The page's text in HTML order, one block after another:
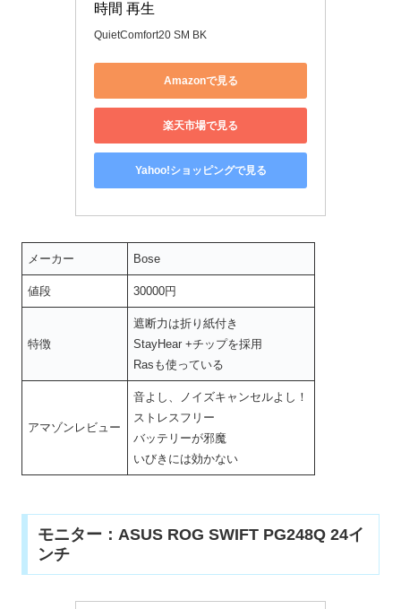
時間 再生
QuietComfort20 SM BK
Amazonで見る
楽天市場で見る
Yahoo!ショッピングで見る
メーカー Bose
値段 30000円
特徴
遮断力は折り紙付き
StayHear +チップを採用
Rasも使っている
アマゾンレビュー
音よし、ノイズキャンセルよし！
ストレスフリー
バッテリーが邪魔
いびきには効かない
モニター：ASUS ROG SWIFT PG248Q 24イ
ンチ